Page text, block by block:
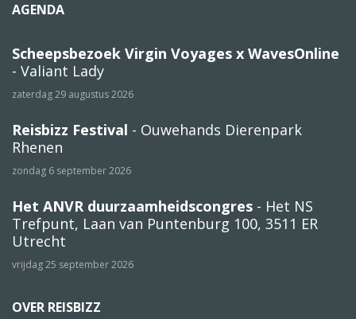
AGENDA
Scheepsbezoek Virgin Voyages x WavesOnline
- Valiant Lady
zaterdag 29 augustus 2026
Reisbizz Festival - Ouwehands Dierenpark
Rhenen
zondag 6 september 2026
Het ANVR duurzaamheidscongres - Het NS
Trefpunt, Laan van Puntenburg 100, 3511 ER
Utrecht
vrijdag 25 september 2026
OVER REISBIZZ